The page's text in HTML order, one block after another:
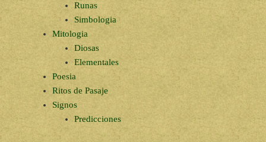
Runas
Simbologia
Mitologia
Diosas
Elementales
Poesia
Ritos de Pasaje
Signos
Predicciones